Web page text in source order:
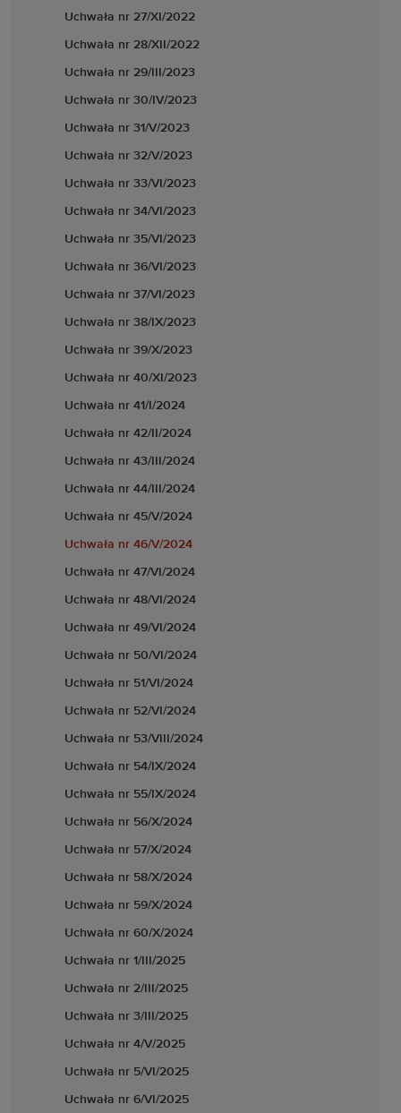
Uchwała nr 27/XI/2022
Uchwała nr 28/XII/2022
Uchwała nr 29/III/2023
Uchwała nr 30/IV/2023
Uchwała nr 31/V/2023
Uchwała nr 32/V/2023
Uchwała nr 33/VI/2023
Uchwała nr 34/VI/2023
Uchwała nr 35/VI/2023
Uchwała nr 36/VI/2023
Uchwała nr 37/VI/2023
Uchwała nr 38/IX/2023
Uchwała nr 39/X/2023
Uchwała nr 40/XI/2023
Uchwała nr 41/I/2024
Uchwała nr 42/II/2024
Uchwała nr 43/III/2024
Uchwała nr 44/III/2024
Uchwała nr 45/V/2024
Uchwała nr 46/V/2024
Uchwała nr 47/VI/2024
Uchwała nr 48/VI/2024
Uchwała nr 49/VI/2024
Uchwała nr 50/VI/2024
Uchwała nr 51/VI/2024
Uchwała nr 52/VI/2024
Uchwała nr 53/VIII/2024
Uchwała nr 54/IX/2024
Uchwała nr 55/IX/2024
Uchwała nr 56/X/2024
Uchwała nr 57/X/2024
Uchwała nr 58/X/2024
Uchwała nr 59/X/2024
Uchwała nr 60/X/2024
Uchwała nr 1/III/2025
Uchwała nr 2/III/2025
Uchwała nr 3/III/2025
Uchwała nr 4/V/2025
Uchwała nr 5/VI/2025
Uchwała nr 6/VI/2025